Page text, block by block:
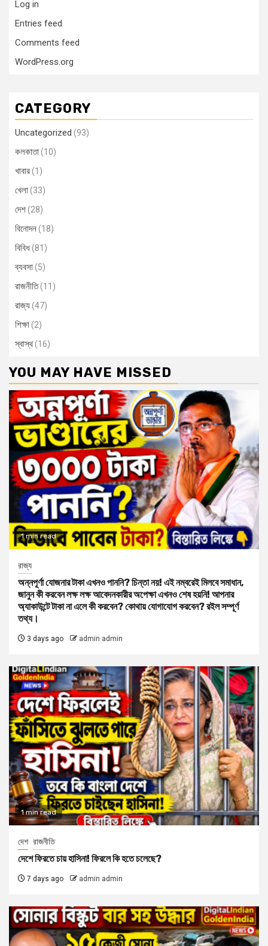
Log in
Entries feed
Comments feed
WordPress.org
CATEGORY
Uncategorized (93)
কলকাতা(10)
খাবার(1)
খেলা(33)
দেশ(28)
বিনোদন(18)
বিবিধ(81)
ব্যবসা(5)
রাজনীতি(11)
রাজ্য(47)
শিক্ষা(2)
স্বাস্থ(16)
YOU MAY HAVE MISSED
1 min read
রাজ্য
অন্নপূর্ণা যোজনার টাকা এখনও পাননি? চিন্তা নয়! এই নম্বরেই মিলবে সমাধান,
জানুন কী করবেন লক্ষ লক্ষ আবেদনকারীর অপেক্ষা এখনও শেষ হয়নি! আপনার
অ্যাকাউন্টে টাকা না এলে কী করবেন? কোথায় যোগাযোগ করবেন? রইল সম্পূর্ণ
তথ্য।
3 days ago admin admin
1 min read
দেশ রাজনীতি
দেশে ফিরতে চায় হাসিনা! ফিরলে কি হতে চলেছে?
7 days ago admin admin